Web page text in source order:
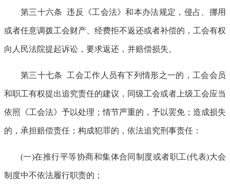
第三十六条 违反《工会法》和本办法规定，侵占、挪用
或者任意调拨工会财产、经费拒不返还或者补偿的，工会有权
向人民法院提起诉讼，要求返还，并赔偿损失。
第三十七条 工会工作人员有下列情形之一的，工会会员
和职工有权提出追究责任的建议，同级工会或者上级工会应当
依照《工会法》予以处理；情节严重的，予以罢免；造成损失
的，承担赔偿责任；构成犯罪的，依法追究刑事责任：
(一)在推行平等协商和集体合同制度或者职工(代表)大会
制度中不依法履行职责的；